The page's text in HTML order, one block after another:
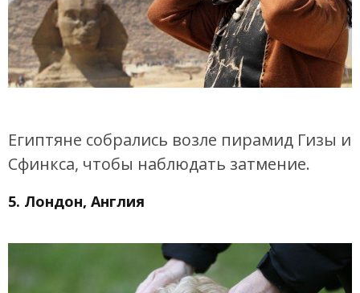
Египтяне собрались возле пирамид Гизы и
Сфинкса, чтобы наблюдать затмение.
5. Лондон, Англия